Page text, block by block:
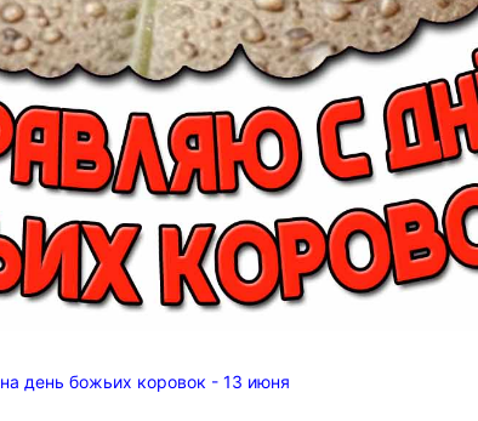
день божьих коровок - 13 июня